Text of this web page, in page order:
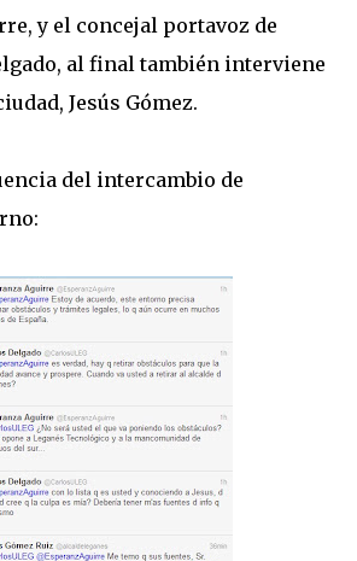
y el concejal portavoz de
al final también interviene
Jesús Gómez.
del intercambio de